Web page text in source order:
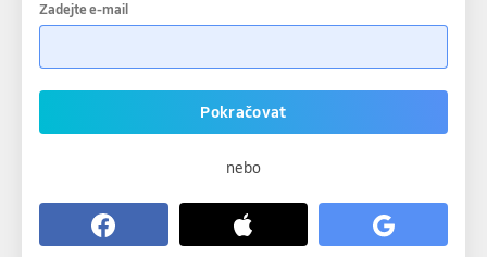
Zadejte e-mail
Pokračovat
nebo